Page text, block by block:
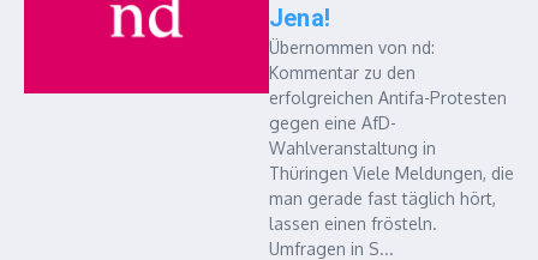
Jena!
Übernommen von nd:
Kommentar zu den
erfolgreichen Antifa-Protesten
gegen eine AfD-
Wahlveranstaltung in
Thüringen Viele Meldungen, die
man gerade fast täglich hört,
lassen einen frösteln.
Umfragen in S...